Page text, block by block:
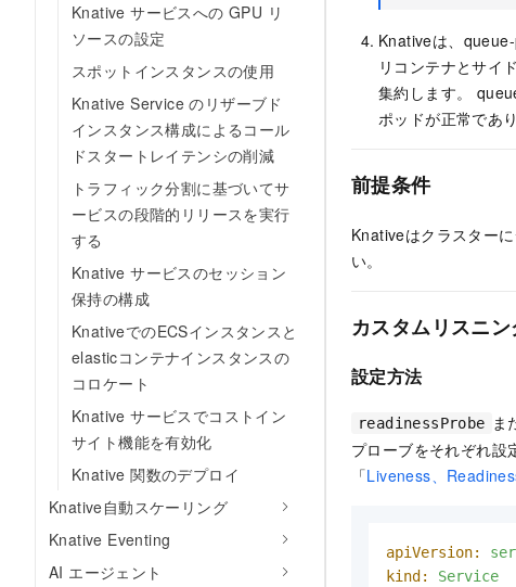
Knative サービスへの GPU リ
ソースの設定
スポットインスタンスの使用
Knative Service のリザーブド
インスタンス構成によるコール
ドスタートレイテンシの削減
トラフィック分割に基づいてサ
ービスの段階的リリースを実行
する
Knative サービスのセッション
保持の構成
KnativeでのECSインスタンスと
elasticコンテナインスタンスの
コロケート
Knative サービスでコストイン
サイト機能を有効化
Knative 関数のデプロイ
Knative自動スケーリング
Knative Eventing
AI エージェント
Knativeは、
リコンテナとサイ
集約します。
ポッドが正常であ
前提条件
Knativeはクラスター
い。
カスタムリスニ
設定方法
readinessProbe ま
プローブをそれぞれ設
「Liveness、
apiVersion:
kind:
Service